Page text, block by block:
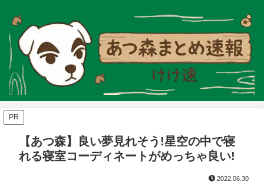
PR
【あつ森】良い夢見れそう!星空の中で寝
れる寝室コーディネートがめっちゃ良い!
2022.06.30